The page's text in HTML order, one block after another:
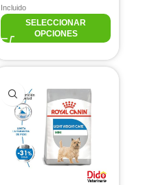
Incluido
SELECCIONAR
OPCIONES